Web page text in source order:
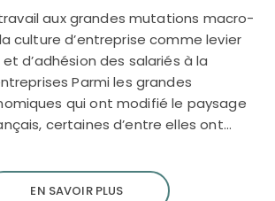
travail aux grandes mutations macro-
culture d’entreprise comme levier
d’adhésion des salariés à la
Parmi les grandes
qui ont modifié le paysage
certaines d’entre elles ont…
EN SAVOIR PLUS